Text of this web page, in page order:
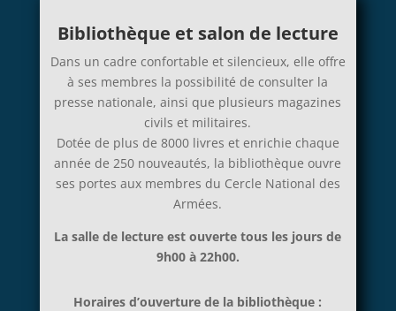
Bibliothèque et salon de lecture
Dans un cadre confortable et silencieux, elle offre
à ses membres la possibilité de consulter la
presse nationale, ainsi que plusieurs magazines
civils et militaires.
Dotée de plus de 8000 livres et enrichie chaque
année de 250 nouveautés, la bibliothèque ouvre
ses portes aux membres du Cercle National des
Armées.
La salle de lecture est ouverte tous les jours de
9h00 à 22h00.
Horaires d’ouverture de la bibliothèque :